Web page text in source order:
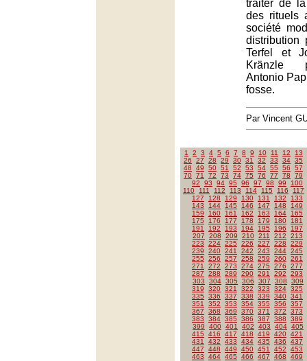
traiter de
des rituels
société
distribution
Terfel et
Kränzle
Antonio
fosse.
Par Vincent
1 2 3 4 5 6 7 8 9 10 11 12
13
26
27 28 29 30 31 32 33 34 35
48
49 50 51 52 53 54 55 56
57
70 71 72 73 74 75 76 77 78
79
92
93 94 95 96 97 98 99
100
110
111 112 113 114 115 116
117
127
128 129 130 131 132
133
143
144 145 146 147 148
149
159
160 161 162 163 164
165
175
176 177 178 179 180
181
191
192 193 194 195 196
197
207
208 209 210 211 212
213
223
224 225 226 227 228
229
239
240 241 242 243 244 245
255
256 257 258 259 260 261
271
272 273 274 275 276
277
287
288 289 290 291 292
293
303
304 305 306 307 308
309
319
320 321 322 323 324 325
335
336 337 338 339 340 341
351
352 353 354 355 356
357
367
368 369 370 371 372
373
383
384 385 386 387 388
389
399
400 401 402 403 404 405
415
416 417 418 419 420 421
431
432 433 434 435 436
437
447
448 449 450 451 452
453
463
464 465 466 467 468 469